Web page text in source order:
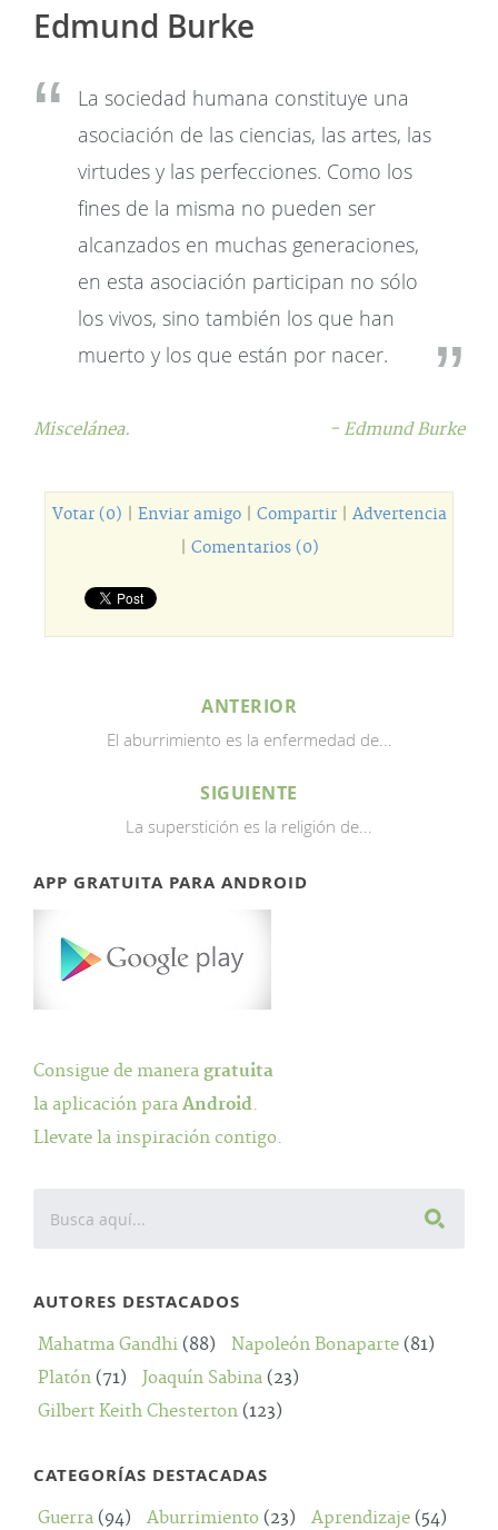
Edmund Burke
La sociedad humana constituye una
asociación de las ciencias, las artes, las
virtudes y las perfecciones. Como los
fines de la misma no pueden ser
alcanzados en muchas generaciones,
en esta asociación participan no sólo
los vivos, sino también los que han
muerto y los que están por nacer.
Miscelánea. - Edmund Burke
Votar (0) Enviar amigo| Compartir| Advertencia
Comentarios (0)
ANTERIOR
El aburrimiento es la enfermedad de...
SIGUIENTE
La superstición es la religión de...
APP GRATUITA PARA ANDROID
Consigue de manera gratuita
la aplicación para Android.
Llevate la inspiración contigo.
AUTORES DESTACADOS
Mahatma Gandhi (88) Napoleón Bonaparte (81)
Platón (71) Joaquín Sabina (23)
Gilbert Keith Chesterton (123)
CATEGORÍAS DESTACADAS
Guerra (94) Aburrimiento (23) Aprendizaje (54)